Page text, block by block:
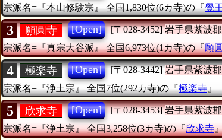
宗派名=『本山修験宗』
全国1,830位(6カ寺)の『覺
3 願圓寺 [Open] [〒028-3452] 岩手県紫波
宗派名=『真宗大谷派』 全国6,973位(1カ寺)の『願
4 極楽寺 [Open] [〒028-3442] 岩手県紫波
宗派名=『浄土宗』
全国7位(292カ寺)の『極楽寺 』
5 欣求寺 [Open] [〒028-3453] 岩手県紫波
宗派名=『浄土宗』 全国3,258位(3カ寺)の『欣求寺